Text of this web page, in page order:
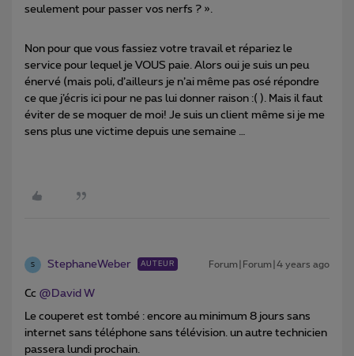
seulement pour passer vos nerfs ? ».
Non pour que vous fassiez votre travail et répariez le
service pour lequel je VOUS paie. Alors oui je suis un peu
énervé (mais poli, d’ailleurs je n’ai même pas osé répondre
ce que j’écris ici pour ne pas lui donner raison :( ). Mais il faut
éviter de se moquer de moi! Je suis un client même si je me
sens plus une victime depuis une semaine …
S StephaneWeber AUTEUR Forum|Forum|4 years ago
Cc @David W
Le couperet est tombé : encore au minimum 8 jours sans
internet sans téléphone sans télévision. un autre technicien
passera lundi prochain.